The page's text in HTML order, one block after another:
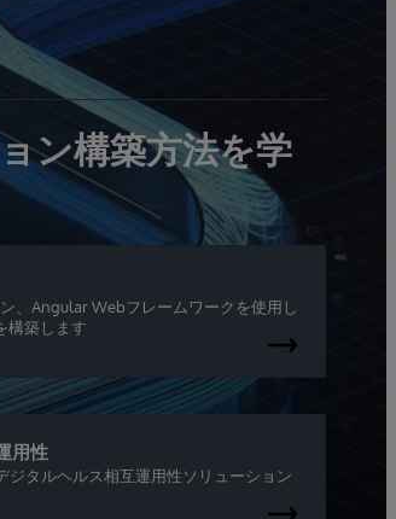
ン構築方法を学
、Angular Webフレームワークを使用し
構築します
用性
ジタルヘルス相互運用性ソリューション